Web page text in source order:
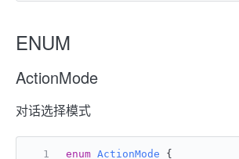
ENUM
ActionMode
对话选择模式
enum ActionMode {